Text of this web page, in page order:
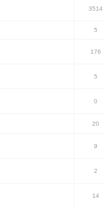
3514
5
176
5
0
20
9
2
14